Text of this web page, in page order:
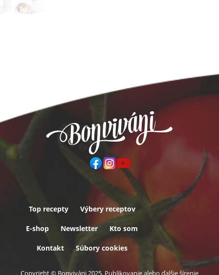
Päta
Top recepty Výbery receptov
E-shop Newsletter Kto som
Kontakt Súbory cookies
Copyright © Bonviváni 2025. Publikovanie alebo ďalšie šírenie